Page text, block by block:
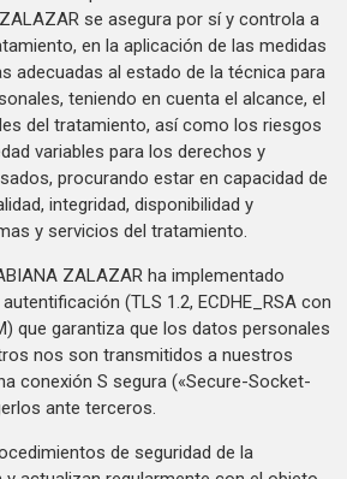
se asegura por sí y controla a
en la aplicación de las medidas
adecuadas al estado de la técnica para
teniendo en cuenta el alcance, el
del tratamiento, así como los riesgos
variables para los derechos y
procurando estar en capacidad de
integridad, disponibilidad y
y servicios del tratamiento.
ZALAZAR ha implementado
(TLS 1.2, ECDHE_RSA con
que garantiza que los datos personales
nos son transmitidos a nuestros
conexión S segura («Secure-Socket-
ante terceros.
de seguridad de la